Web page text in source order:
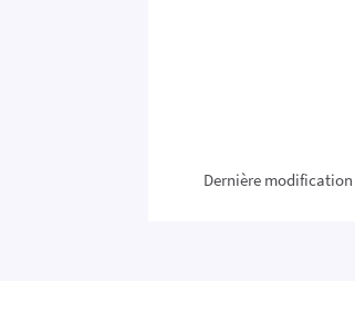
Dernière modification